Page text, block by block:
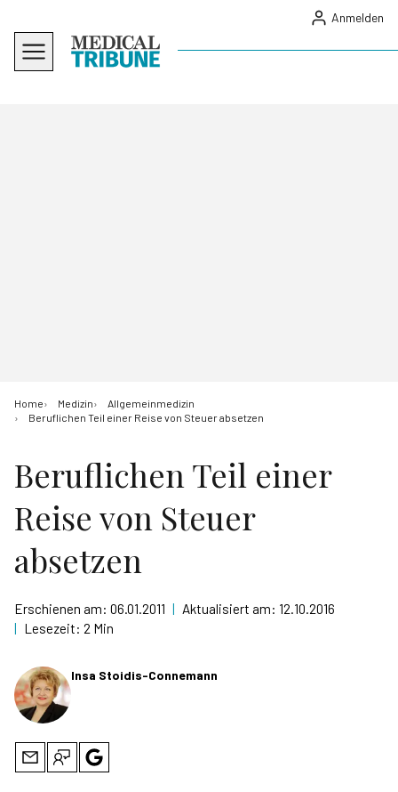
Anmelden
Home Medizin
Allgemeinmedizin
Beruflichen Teil einer Reise von Steuer absetzen
Beruflichen Teil einer
Reise von Steuer
absetzen
Erschienen am: 06.01.2011 | Aktualisiert am: 12.10.2016
| Lesezeit: 2 Min
Insa Stoidis-Connemann